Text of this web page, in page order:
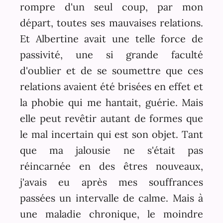
rompre d'un seul coup, par mon
départ, toutes ses mauvaises relations.
Et Albertine avait une telle force de
passivité, une si grande faculté
d'oublier et de se soumettre que ces
relations avaient été brisées en effet et
la phobie qui me hantait, guérie. Mais
elle peut revêtir autant de formes que
le mal incertain qui est son objet. Tant
que ma jalousie ne s'était pas
réincarnée en des êtres nouveaux,
j'avais eu après mes souffrances
passées un intervalle de calme. Mais à
une maladie chronique, le moindre